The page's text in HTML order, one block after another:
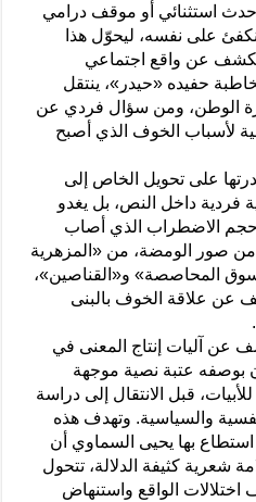
حدث استثنائي أو موقف درامي
على نفسه، ليحوّل هذا
عن واقع اجتماعي
حفيده «حيدر»، ينتقل
الوطن، ومن سؤال فردي عن
لأسباب الخوف الذي أصبح
على تحويل الخاص إلى
فردية داخل النص، بل يغدو
الاضطراب الذي أصاب
صور الومضة، من «المزهرية
المحاصصة» و«القناصين»،
عن علاقة الخوف بالبنى
عن آليات إنتاج المعنى في
بوصفه عتبة نصية موجهة
قبل الانتقال إلى دراسة
والسياسية. وتهدف هذه
استطاع بها يحيى السماوي أن
شعرية كثيفة الدلالة، تتحول
الواقع واستنهاض